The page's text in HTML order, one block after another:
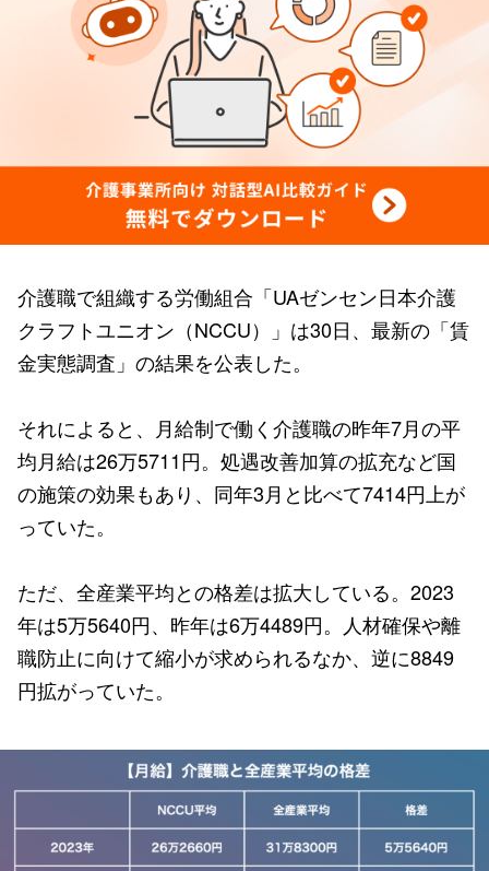
介護職で組織する労働組合「UAゼンセン日本介護
クラフトユニオン（NCCU）」は30日、最新の「賃
金実態調査」の結果を公表した。
それによると、月給制で働く介護職の昨年7月の平
均月給は26万5711円。処遇改善加算の拡充など国
の施策の効果もあり、同年3月と比べて7414円上が
っていた。
ただ、全産業平均との格差は拡大している。2023
年は5万5640円、昨年は6万4489円。人材確保や離
職防止に向けて縮小が求められるなか、逆に8849
円拡がっていた。